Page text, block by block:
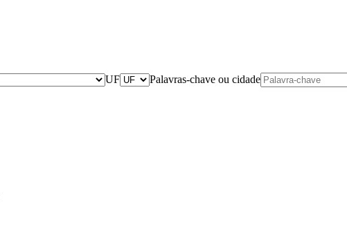
UF Palavras-chave ou cidade